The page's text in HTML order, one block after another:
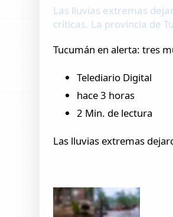
Las lluvias extremas
críticas. La provincia de
Tucumán en alerta: tres
Telediario Digital
hace 3 horas
2 Min. de lectura
Las lluvias extremas